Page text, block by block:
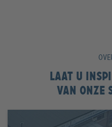
Laat u
van onze